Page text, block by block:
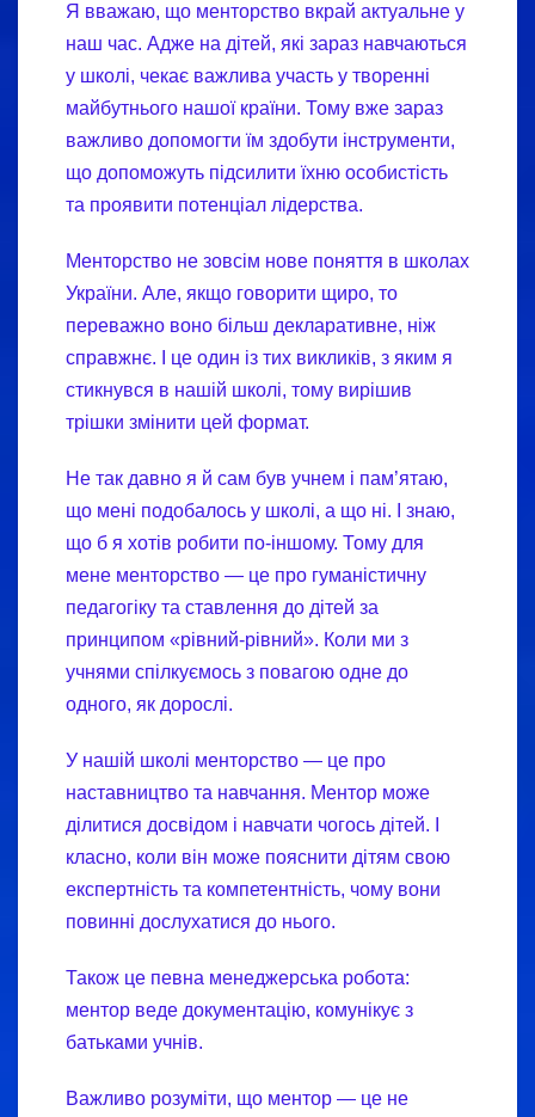
Я вважаю, що менторство вкрай актуальне у
наш час. Адже на дітей, які зараз навчаються
у школі, чекає важлива участь у творенні
майбутнього нашої країни. Тому вже зараз
важливо допомогти їм здобути інструменти,
що допоможуть підсилити їхню особистість
та проявити потенціал лідерства.
Менторство не зовсім нове поняття в школах
України. Але, якщо говорити щиро, то
переважно воно більш декларативне, ніж
справжнє. І це один із тих викликів, з яким я
стикнувся в нашій школі, тому вирішив
трішки змінити цей формат.
Не так давно я й сам був учнем і пам’ятаю,
що мені подобалось у школі, а що ні. І знаю,
що б я хотів робити по-іншому. Тому для
мене менторство — це про гуманістичну
педагогіку та ставлення до дітей за
принципом «рівний-рівний». Коли ми з
учнями спілкуємось з повагою одне до
одного, як дорослі.
У нашій школі менторство — це про
наставництво та навчання. Ментор може
ділитися досвідом і навчати чогось дітей. І
класно, коли він може пояснити дітям свою
експертність та компетентність, чому вони
повинні дослухатися до нього.
Також це певна менеджерська робота:
ментор веде документацію, комунікує з
батьками учнів.
Важливо розуміти, що ментор — це не